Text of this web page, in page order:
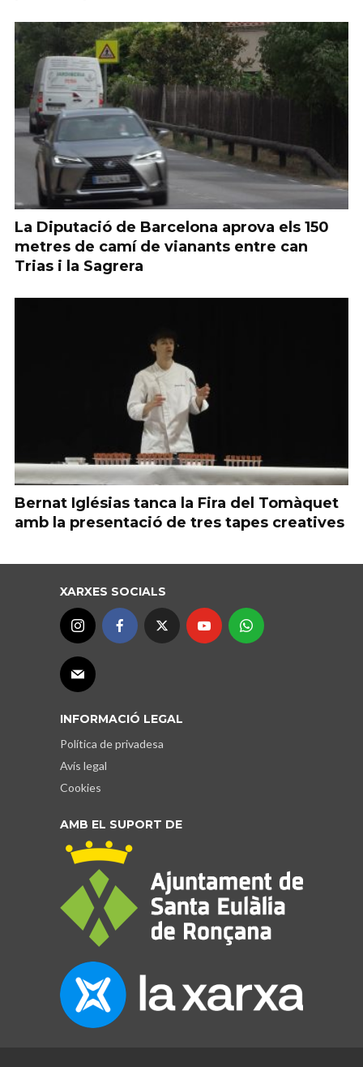
La Diputació de Barcelona aprova els 150
metres de camí de vianants entre can
Trias i la Sagrera
Bernat Iglésias tanca la Fira del Tomàquet
amb la presentació de tres tapes creatives
XARXES SOCIALS
INFORMACIÓ LEGAL
Política de privadesa
Avís legal
Cookies
AMB EL SUPORT DE